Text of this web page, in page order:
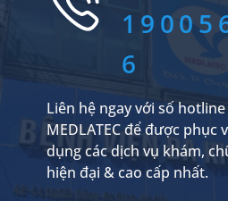
6
Liên hệ ngay với số hotline
MEDLATEC để được phục
dụng các dịch vụ khám,
hiện đại & cao cấp nhất.